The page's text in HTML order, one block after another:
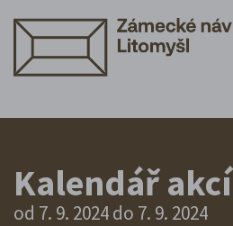
Kalendář akcí
od 7. 9. 2024 do 7. 9. 2024